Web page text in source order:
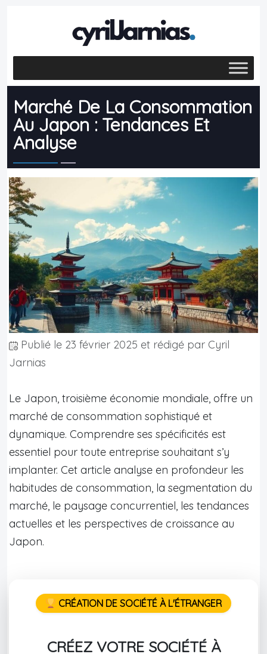
Marché De La Consommation
Au Japon : Tendances Et
Analyse
Publié le 23 février 2025 et rédigé par Cyril
Jarnias
Le Japon, troisième économie mondiale, offre un
marché de consommation sophistiqué et
dynamique. Comprendre ses spécificités est
essentiel pour toute entreprise souhaitant s’y
implanter. Cet article analyse en profondeur les
habitudes de consommation, la segmentation du
marché, le paysage concurrentiel, les tendances
actuelles et les perspectives de croissance au
Japon.
CRÉATION DE SOCIÉTÉ À L'ÉTRANGER
CRÉEZ VOTRE SOCIÉTÉ À